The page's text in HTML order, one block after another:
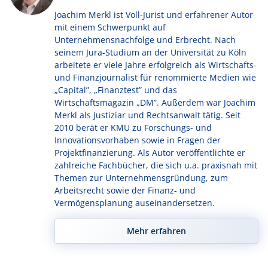
Joachim Merkl ist Voll-Jurist und erfahrener Autor
mit einem Schwerpunkt auf
Unternehmensnachfolge und Erbrecht. Nach
seinem Jura-Studium an der Universität zu Köln
arbeitete er viele Jahre erfolgreich als Wirtschafts-
und Finanzjournalist für renommierte Medien wie
„Capital”, „Finanztest” und das
Wirtschaftsmagazin „DM”. Außerdem war Joachim
Merkl als Justiziar und Rechtsanwalt tätig. Seit
2010 berät er KMU zu Forschungs- und
Innovationsvorhaben sowie in Fragen der
Projektfinanzierung. Als Autor veröffentlichte er
zahlreiche Fachbücher, die sich u.a. praxisnah mit
Themen zur Unternehmensgründung, zum
Arbeitsrecht sowie der Finanz- und
Vermögensplanung auseinandersetzen.
Mehr erfahren